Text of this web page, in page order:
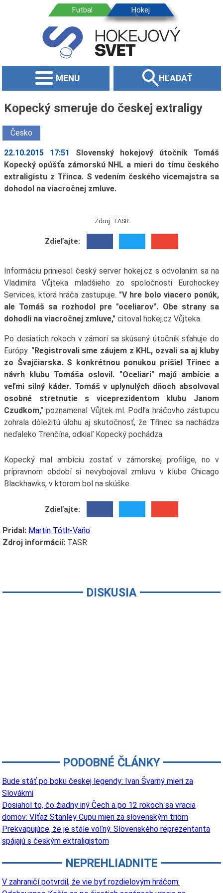
MENU HĽADAŤ
Kopecký smeruje do českej extraligy
Česko
22.10.2015 17:51
Slovenský hokejový útočník Tomáš
Kopecký opúšťa zámorskú NHL a mieri do tímu českého
extraligistu z Třinca. S vedením českého vicemajstra sa
dohodol na viacročnej zmluve.
Zdroj: TASR
Zdieľajte:
Informáciu priniesol český server hokej.cz s odvolaním sa na
Vladimíra Vůjteka mladšieho zo spoločnosti Eurohockey
Services, ktorá hráča zastupuje. "V hre bolo viacero ponúk,
ale Tomáš sa rozhodol pre "oceliarov". Obe strany sa
dohodli na viacročnej zmluve," citoval hokej.cz Vůjteka.
Po desiatich rokoch v zámorí sa skúsený útočník sťahuje do
Európy. "Registrovali sme záujem z KHL, ozvali sa aj kluby
zo Švajčiarska. S konkrétnou ponukou prišiel Třinec a
návrh klubu Tomáša oslovil. "Oceliari" majú ambície a
veľmi silný káder. Tomáš v uplynulých dňoch absolvoval
osobné stretnutie s viceprezidentom klubu Janom
Czudkom," poznamenal Vůjtek ml. Podľa hráčovho zástupcu
zohrala dôležitú úlohu aj skutočnosť, že Třinec sa nachádza
neďaleko Trenčína, odkiaľ Kopecký pochádza.
Kopecký mal ambíciu zostať v zámorskej profilige, no v
prípravnom období si nevybojoval zmluvu v klube Chicago
Blackhawks, v ktorom bol na skúške.
Zdieľajte:
Pridal: Martin Tóth-Vaňo
Zdroj informácií:TASR
DISKUSIA
PODOBNÉ ČLÁNKY
Bude stáť po boku českej legendy: Ivan Švarný mieri za
Slovákmi
Dosiahol to, čo žiadny iný Čech a po 12 rokoch sa vracia
domov: Víťaz Stanley Cupu mieri za slovenským triom
Prekvapujúce, že je stále voľný. Slovenského reprezentanta
spájajú s českým extraligistom
NEPREHLIADNITE
V zahraničí potvrdil, že vie byť rozdielovým hráčom: